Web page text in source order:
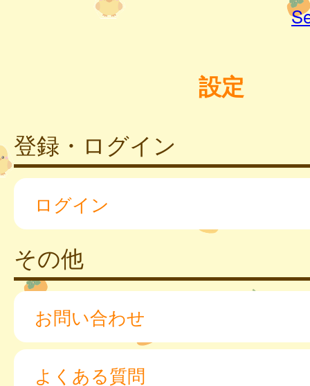
設定
登録・ログイン
ログイン
その他
お問い合わせ
よくある質問